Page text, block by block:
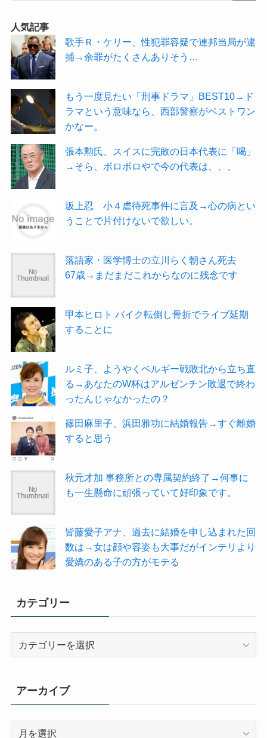
人気記事
歌手Ｒ・ケリー、性犯罪容疑で連邦当局が逮
捕→余罪がたくさんありそう…
もう一度見たい「刑事ドラマ」BEST10→ド
ラマという意味なら、西部警察がベストワン
かなー。
張本勲氏、スイスに完敗の日本代表に「喝」
→そら、ボロボロやで今の代表は、、、
坂上忍 小４虐待死事件に言及→心の病とい
うことで片付けないで欲しい。
落語家・医学博士の立川らく朝さん死去
67歳→まだまだこれからなのに残念です
甲本ヒロト バイク転倒し骨折でライブ延期
することに
ルミ子、ようやくベルギー戦敗北から立ち直
る→あなたのW杯はアルゼンチン敗退で終わ
ったんじゃなかったの？
篠田麻里子、浜田雅功に結婚報告→すぐ離婚
すると思う
秋元才加 事務所との専属契約終了→何事に
も一生懸命に頑張っていて好印象です。
皆藤愛子アナ、過去に結婚を申し込まれた回
数は→女は顔や容姿も大事だがインテリより
愛嬌のある子の方がモテる
カテゴリー
ー
アーカイブ